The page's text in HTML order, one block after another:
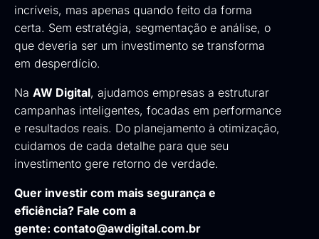
incríveis, mas apenas quando feito da forma
certa. Sem estratégia, segmentação e análise, o
que deveria ser um investimento se transforma
em desperdício.
Na AW Digital, ajudamos empresas a estruturar
campanhas inteligentes, focadas em performance
e resultados reais. Do planejamento à otimização,
cuidamos de cada detalhe para que seu
investimento gere retorno de verdade.
Quer investir com mais segurança e
eficiência? Fale com a
gente: contato@awdigital.com.br